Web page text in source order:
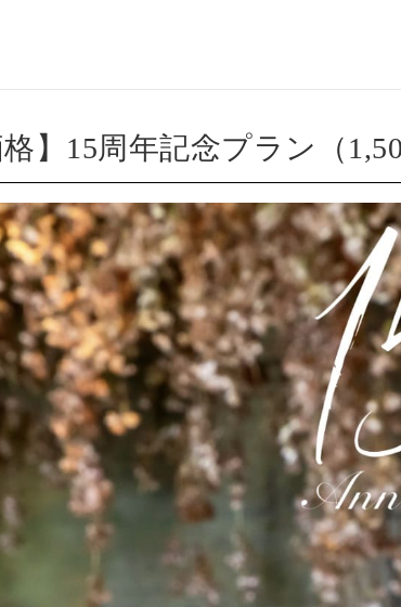
格】15周年記念プラン（